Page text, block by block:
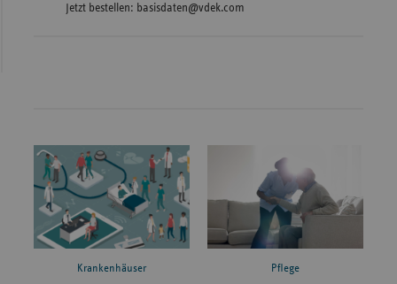
Jetzt bestellen: basisdaten@vdek.com
Krankenhäuser Pflege